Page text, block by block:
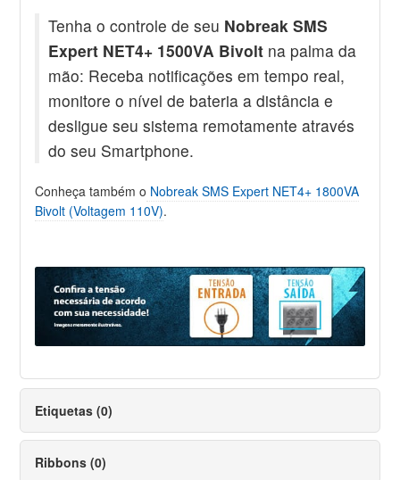
Tenha o controle de seu Nobreak SMS
Expert NET4+ 1500VA Bivolt na palma da
mão: Receba notificações em tempo real,
monitore o nível de bateria a distância e
desligue seu sistema remotamente através
do seu Smartphone.
Conheça também o Nobreak SMS Expert NET4+ 1800VA
Bivolt (Voltagem 110V).
Etiquetas (0)
Ribbons (0)